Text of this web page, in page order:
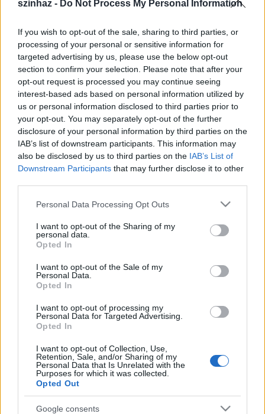
szinhaz - Do Not Process My Personal Information
If you wish to opt-out of the sale, sharing to third parties, or
processing of your personal or sensitive information for
targeted advertising by us, please use the below opt-out
section to confirm your selection. Please note that after your
opt-out request is processed you may continue seeing
interest-based ads based on personal information utilized by
us or personal information disclosed to third parties prior to
your opt-out. You may separately opt-out of the further
disclosure of your personal information by third parties on the
IAB’s list of downstream participants. This information may
also be disclosed by us to third parties on the IAB’s List of
Downstream Participants that may further disclose it to other
Please note that this website/app uses one or more Google
not limited to your visit or usage behaviour. You may click to
grant or deny consent to Google and its third-party tags to
use your data for below specified purposes in below Google
consent section.
Personal Data Processing Opt Outs
I want to opt-out of the Sharing of my
personal data.
Opted In
I want to opt-out of the Sale of my
Personal Data.
Opted In
I want to opt-out of processing my
Personal Data for Targeted Advertising.
Opted In
I want to opt-out of Collection, Use,
Retention, Sale, and/or Sharing of my
Personal Data that Is Unrelated with the
Purposes for which it was collected.
Opted Out
Google consents
A színházba járók rémálma a jegyárusítás első
napján szétkapkodott belépő. Vannak olyan
darabok is, amelyeknek a sokadik előadására is
képtelenség bejutni. Nehezíti a helyzetet, ha az adott
produkciót stúdiószínház tűzte műsorára, ahol
alkalmanként száz, legfeljebb százötven nézőnek jut
hely.
Ezen a helyzeten változtat most aMagyar Színházi
Portál. Ahogy a www.szinhaz.hu ügyvezetője,Herner
Dániela sajtótájékoztatón elmondta: mostantól
bárki a számítógépe mellől elintézheti a
belépővásárlást. A három éve nyitott portál ugyanis
2003. március 27-én beindította színházi
jegyértékesítő rendszerét, ajegy.szinhaz.hu-t. A
honlap nem pusztán virtuális pénztárként működik,
a vásárló egy klikkeléssel megkapja az aktuális
nézőtéri képet is. Ezen külön szín jelzi a foglalt és a
szabad helyeket. Újabb gombnyomással arról
tájékozódhat a néző, hogy az általa lefoglalt székről
milyennek látja majd a színpadot.
A színházi portál ügyvezetője hozzátette: az
jegy.szinhaz.huüzemeltetésére. Sorban állás nélkül
lehet tehát bejutni minden olyan produkcióra,
amelyre a belépők azIntertickethálózatában is
megvásárolhatók. A szinhaz.hu azonban nem
zárkózik el attól, hogy más színházak is